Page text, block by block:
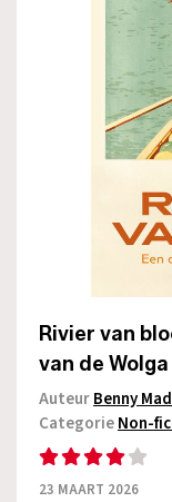
Rivier van
van de Wolga
AuteurBenny
CategorieNon-
23 MAART 2026